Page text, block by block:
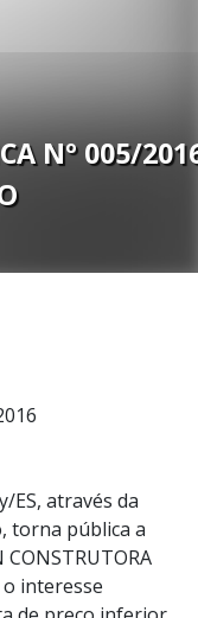
Nº 005/
ES, através da
torna pública a
CONSTRUTORA
o interesse